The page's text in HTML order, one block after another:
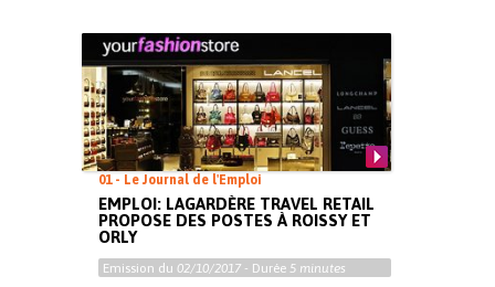
01 - Le Journal de l'Emploi
EMPLOI: LAGARDÈRE TRAVEL RETAIL
PROPOSE DES POSTES À ROISSY ET
ORLY
Emission du 02/10/2017 - Durée 5 minutes